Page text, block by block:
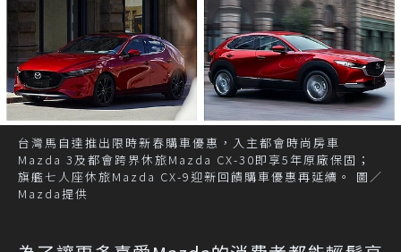
台灣馬自達推出限時新春購車優惠，入主都會時尚房車
Mazda 3及都會跨界休旅Mazda CX-30即享5年原廠保固；
旗艦七人座休旅Mazda CX-9迎新回饋購車優惠再延續。 圖／
Mazda提供